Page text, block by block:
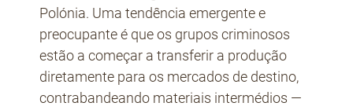
Polónia. Uma tendência emergente e
preocupante é que os grupos criminosos
estão a começar a transferir a produção
diretamente para os mercados de destino,
contrabandeando materiais intermédios —